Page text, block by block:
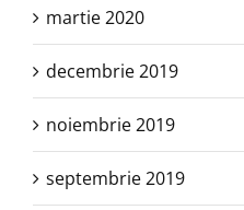
martie 2020
decembrie 2019
noiembrie 2019
septembrie 2019